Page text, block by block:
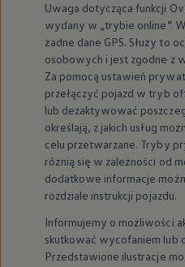
Najem
Finansowanie
Kalkulator
Ubezpieczenia i
Ubezpieczenia
Ubezpieczenie
Gwarancje
Zakup i
Leasing dla
Mała flota
Duża flota
Skonfiguruj
Poradnik kupującego
Volkswagen dla biznesu
Serwis, akcesoria i
myVolkswagen
Serwis i części
Uwaga dotycząca funkcji
wydany w „trybie online”.
żadne dane GPS. Służy to
osobowych i jest zgodne z
Za pomocą ustawień
przełączyć pojazd w tryb
lub dezaktywować
określają, z jakich usług
celu przetwarzane. Tryby
różnią się w zależności od
dodatkowe informacje
rozdziale instrukcji pojazdu.
Informujemy o możliwości
skutkować wycofaniem lub
Przedstawione ilustracje